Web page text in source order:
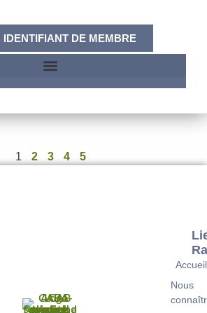
IDENTIFIANT DE MEMBRE
1 2 3 4 5
Accueil
Nous